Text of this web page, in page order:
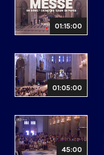
01:15:00
01:05:00
45:00